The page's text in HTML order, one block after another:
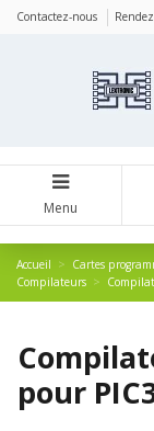
Contactez-nous
Menu
Accueil Cartes
Compilateurs
pour
Panneau de gestion des